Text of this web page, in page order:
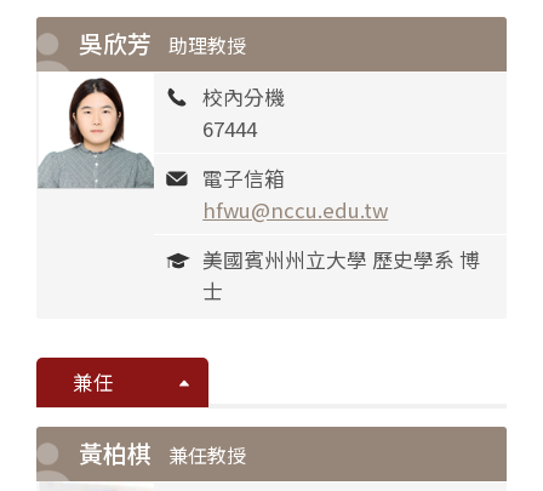
吳欣芳 助理教授
校內分機
67444
電子信箱
hfwu@nccu.edu.tw
美國賓州州立大學 歷史學系 博
士
兼任
黃柏棋 兼任教授